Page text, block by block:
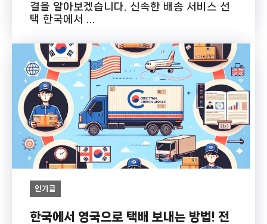
결을 알아보겠습니다. 신속한 배송 서비스 선
택 한국에서 ...
인기글
한국에서 영국으로 택배 보내는 방법! 전